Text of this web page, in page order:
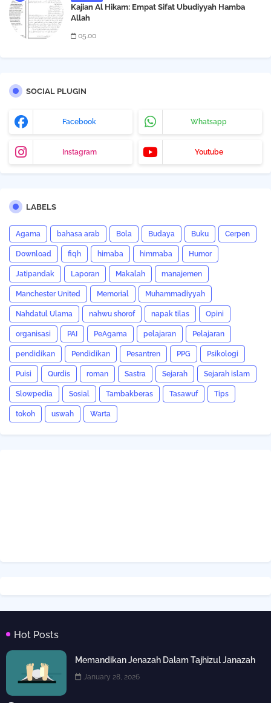
Kajian Al Hikam: Empat Sifat Ubudiyyah Hamba
Allah
05.00
SOCIAL PLUGIN
Facebook Whatsapp
Instagram Youtube
LABELS
Agama bahasa arab Bola Budaya Buku Cerpen
Download fiqh himaba himmaba Humor
Jatipandak Laporan Makalah manajemen
Manchester United Memorial Muhammadiyyah
Nahdatul Ulama nahwu shorof napak tilas Opini
organisasi PAI PeAgama pelajaran Pelajaran
pendidikan Pendidikan Pesantren PPG Psikologi
Puisi Qurdis roman Sastra Sejarah Sejarah islam
Slowpedia Sosial Tambakberas Tasawuf Tips
tokoh uswah Warta
Hot Posts
Memandikan Jenazah Dalam Tajhizul Janazah
January 28, 2026